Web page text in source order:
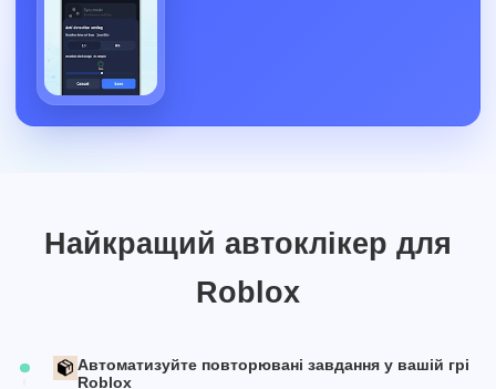
Найкращий автоклікер для
Roblox
Автоматизуйте повторювані завдання у вашій грі
Roblox